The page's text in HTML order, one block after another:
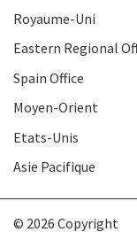
Royaume-Uni
Eastern Regional
Spain Office
Moyen-Orient
Etats-Unis
Asie Pacifique
© 2026 Copyright